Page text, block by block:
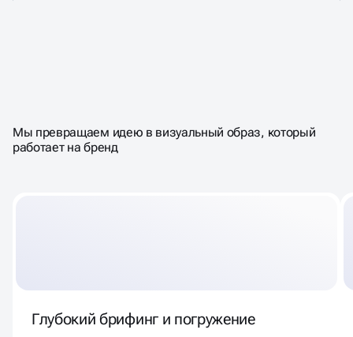
ВЛЮБЛЯЕТ
С ПЕРВОГО ВЗГЛЯДА
Мы превращаем идею в визуальный образ, который
работает на бренд
Глубокий брифинг и погружение